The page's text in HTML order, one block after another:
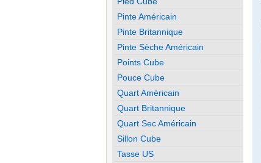
Pinte Américain
Pinte Britannique
Pinte Sèche Américain
Points Cube
Pouce Cube
Quart Américain
Quart Britannique
Quart Sec Américain
Sillon Cube
Tasse US